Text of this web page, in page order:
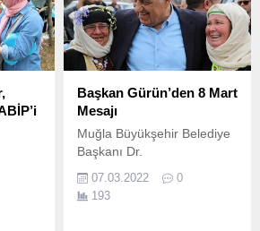
Başkan Gürün’den 8 Mart
Mesajı
Muğla Büyükşehir Belediye
Başkanı Dr.
07.03.2022
0
193